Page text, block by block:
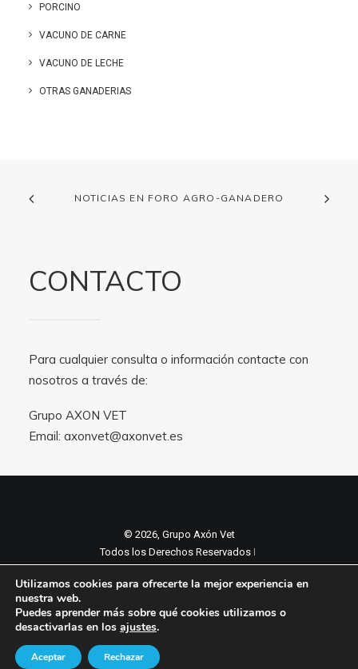
PORCINO
VACUNO DE CARNE
VACUNO DE LECHE
OTRAS GANADERIAS
NOTICIAS EN FORO AGRO-GANADERO
CONTACTO
Para cualquier consulta o información contacte con
nosotros a través de:
Grupo AXON VET
Email: axonvet@axonvet.es
© 2026, Grupo Axón Vet
Todos los Derechos Reservados ǀ
Política de cookies
Utilizamos cookies para ofrecerte la mejor experiencia en
nuestra web.
Puedes aprender más sobre qué cookies utilizamos o
desactivarlas en los ajustes.
Aceptar Rechazar